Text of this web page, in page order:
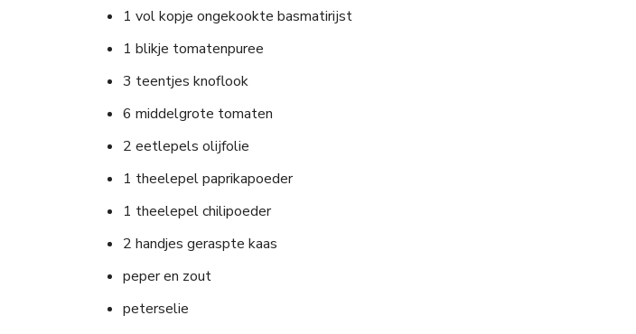
1 vol kopje ongekookte basmatirijst
1 blikje tomatenpuree
3 teentjes knoflook
6 middelgrote tomaten
2 eetlepels olijfolie
1 theelepel paprikapoeder
1 theelepel chilipoeder
2 handjes geraspte kaas
peper en zout
peterselie